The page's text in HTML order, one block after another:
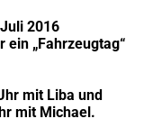
2016
„Fahrzeugtag“
mit Liba und
mit Michael.